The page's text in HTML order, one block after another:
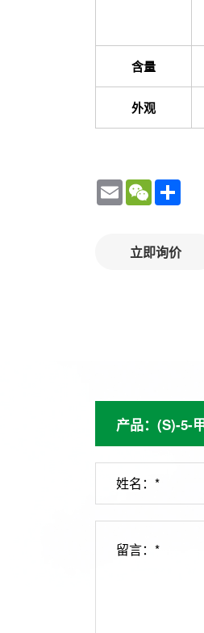
含量
外观
EmailWeChatShare
立即询价
姓名：*
留言：*